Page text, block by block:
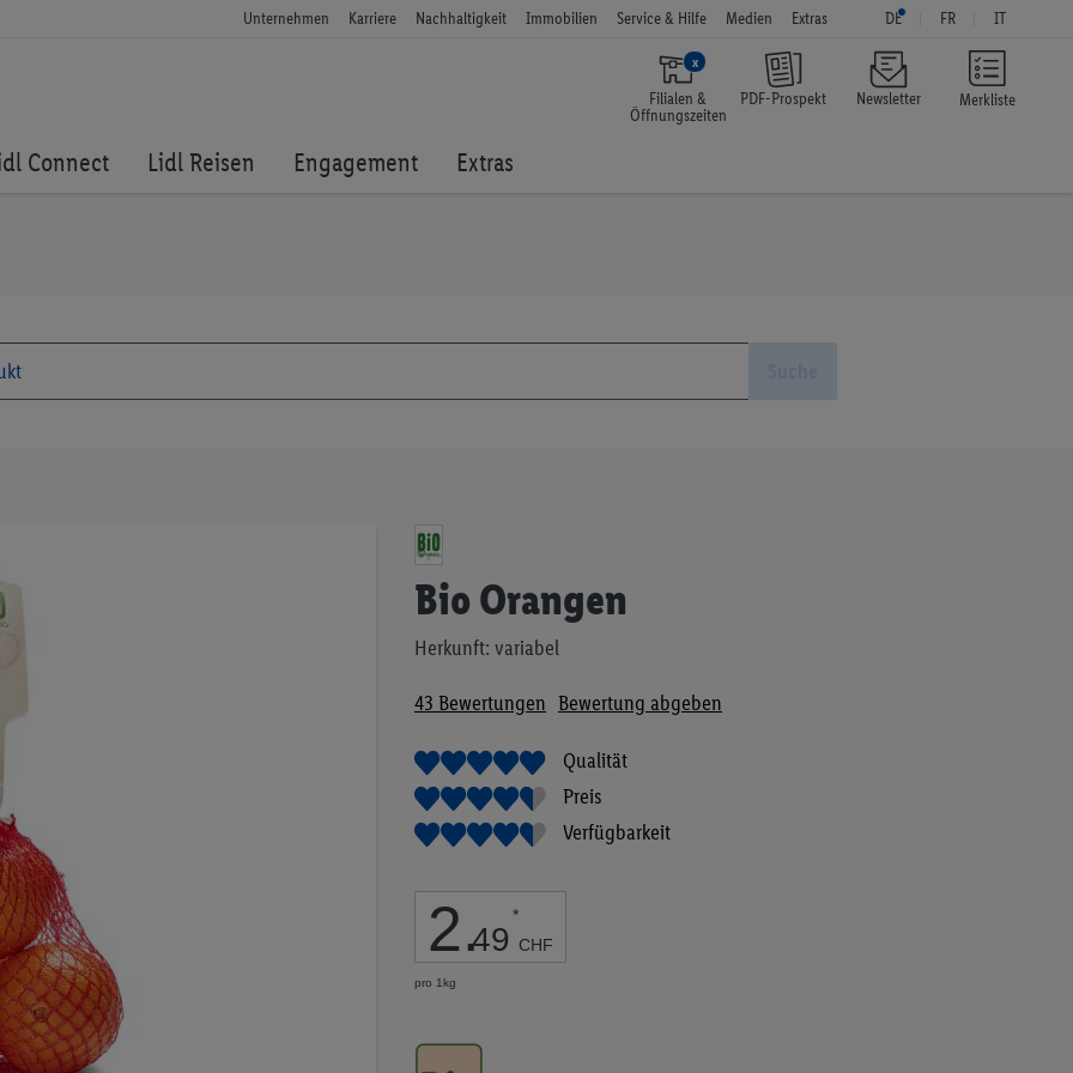
Merkliste
Unternehmen Karriere Nachhaltigkeit Immobilien Service & Hilfe Medien Extras DE FR IT
x
Filialen &
Öffnungszeiten
PDF-Prospekt Newsletter
Connect Lidl Reisen Engagement Extras
Bio Orangen
Herkunft: variabel
43 Bewertungen Bewertung abgeben
Qualität
Preis
Verfügbarkeit
2.49
*
CHF
pro 1kg
Anfang
Bildgalerie
springen